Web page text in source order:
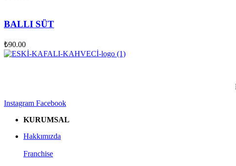
BALLI SÜT
₺90.00
Instagram Facebook
KURUMSAL
Hakkımızda
Franchise